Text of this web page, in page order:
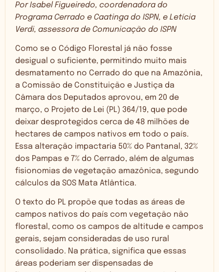
Por Isabel Figueiredo, coordenadora do
Programa Cerrado e Caatinga do ISPN, e Letícia
Verdi, assessora de Comunicação do ISPN
Como se o Código Florestal já não fosse
desigual o suficiente, permitindo muito mais
desmatamento no Cerrado do que na Amazônia,
a Comissão de Constituição e Justiça da
Câmara dos Deputados aprovou, em 20 de
março, o Projeto de Lei (PL) 364/19, que pode
deixar desprotegidos cerca de 48 milhões de
hectares de campos nativos em todo o país.
Essa alteração impactaria 50% do Pantanal, 32%
dos Pampas e 7% do Cerrado, além de algumas
fisionomias de vegetação amazônica, segundo
cálculos da SOS Mata Atlântica.
O texto do PL propõe que todas as áreas de
campos nativos do país com vegetação não
florestal, como os campos de altitude e campos
gerais, sejam consideradas de uso rural
consolidado. Na prática, significa que essas
áreas poderiam ser dispensadas de